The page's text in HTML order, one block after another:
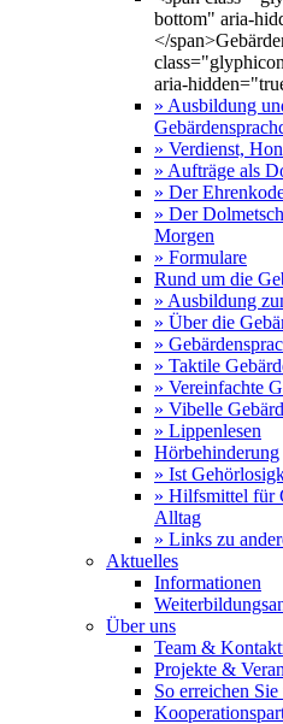
bottom" aria-
</
aria-
» Ausbildung
» Verdienst,
» Aufträge als
» Der
» Der
Morgen
» Formulare
Rund um die
» Ausbildung
» Über die
»
» Taktile
» Vereinfachte
» Vibelle
» Lippenlesen
Hörbehinderung
» Ist
» Hilfsmittel für
Alltag
» Links zu
Aktuelles
Informationen
Über uns
Team &
Projekte &
So erreichen Sie